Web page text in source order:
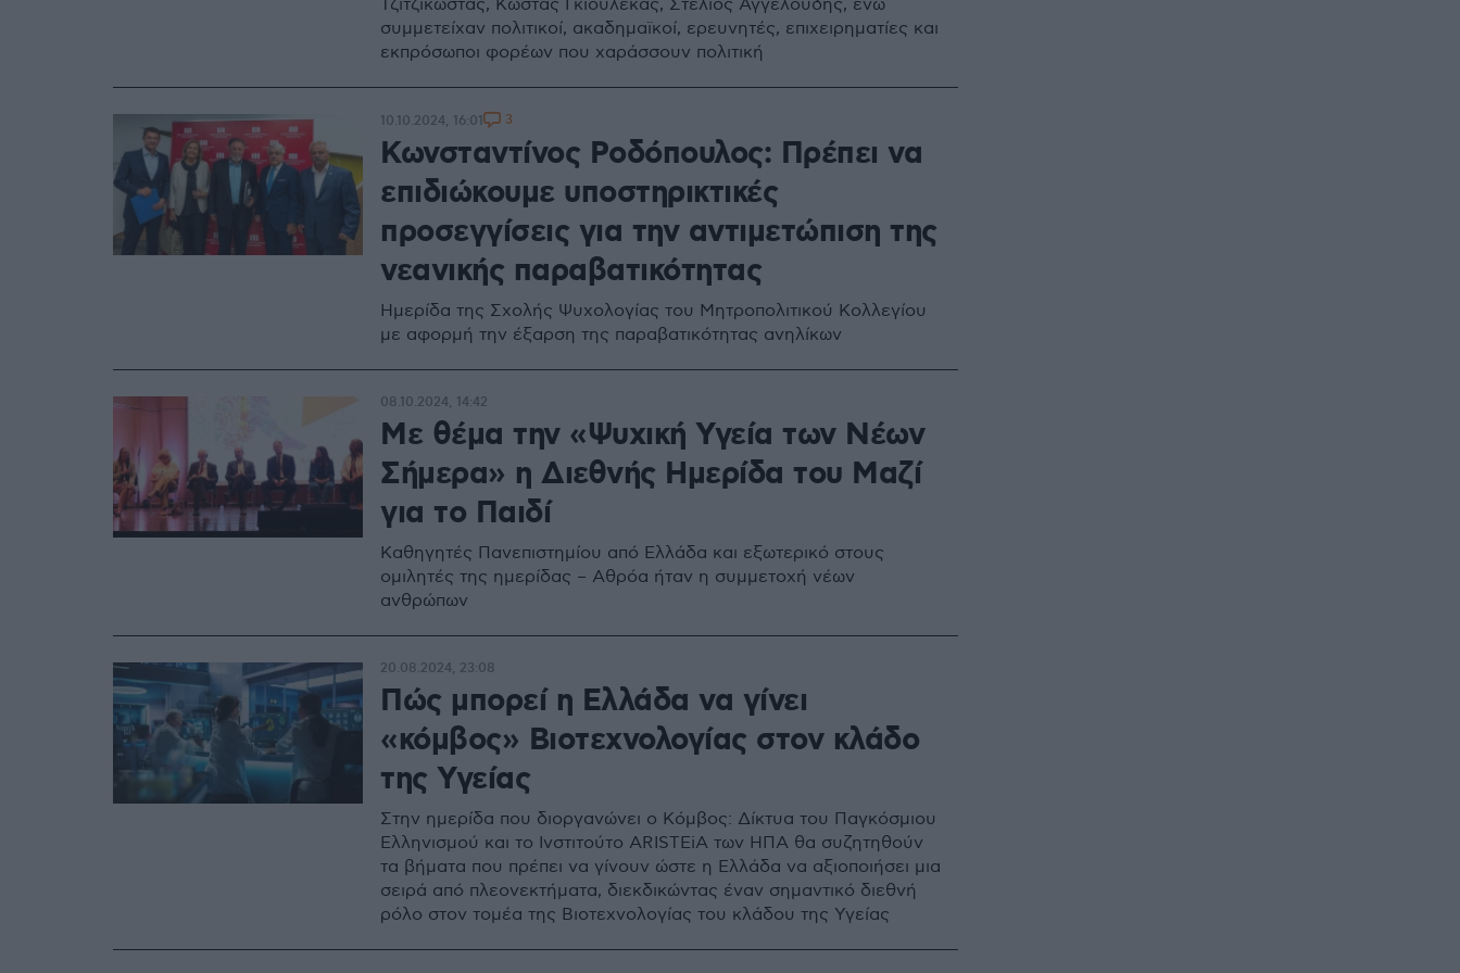
Τζιτζικώστας, Κώστας Γκιουλέκας, Στέλιος Αγγελούδης, ενώ
συμμετείχαν πολιτικοί, ακαδημαϊκοί, ερευνητές, επιχειρηματίες και
εκπρόσωποι φορέων που χαράσσουν πολιτική
Κωνσταντίνος Ροδόπουλος: Πρέπει να
επιδιώκουμε υποστηρικτικές
προσεγγίσεις για την αντιμετώπιση της
νεανικής παραβατικότητας
Ημερίδα της Σχολής Ψυχολογίας του Μητροπολιτικού Κολλεγίου
με αφορμή την έξαρση της παραβατικότητας ανηλίκων
10.10.2024, 16:01 3
Με θέμα την «Ψυχική Υγεία των Νέων
Σήμερα» η Διεθνής Ημερίδα του Μαζί
για το Παιδί
Καθηγητές Πανεπιστημίου από Ελλάδα και εξωτερικό στους
ομιλητές της ημερίδας – Αθρόα ήταν η συμμετοχή νέων
ανθρώπων
08.10.2024, 14:42
Πώς μπορεί η Ελλάδα να γίνει
«κόμβος» Βιοτεχνολογίας στον κλάδο
της Υγείας
Στην ημερίδα που διοργανώνει ο Κόμβος: Δίκτυα του Παγκόσμιου
Ελληνισμού και το Ινστιτούτο ARISTEiA των ΗΠΑ θα συζητηθούν
τα βήματα που πρέπει να γίνουν ώστε η Ελλάδα να αξιοποιήσει μια
σειρά από πλεονεκτήματα, διεκδικώντας έναν σημαντικό διεθνή
ρόλο στον τομέα της Βιοτεχνολογίας του κλάδου της Υγείας
20.08.2024, 23:08